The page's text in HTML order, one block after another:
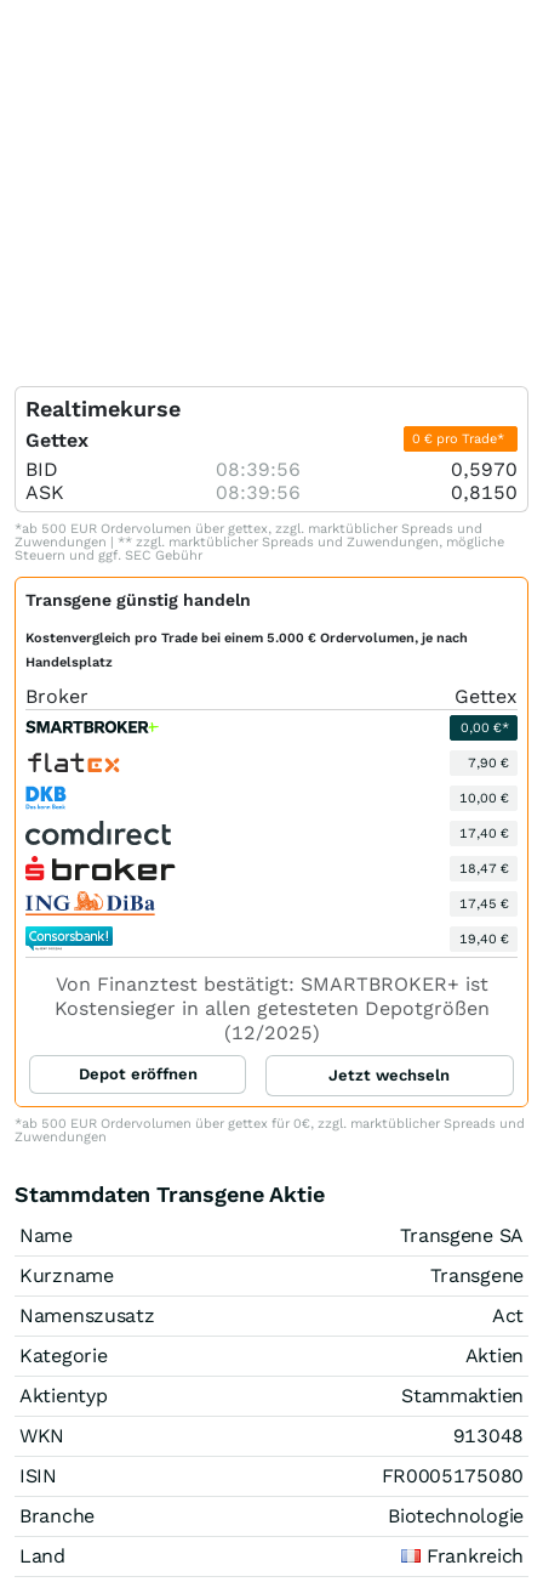
Realtimekurse
Gettex 0 € pro Trade*
BID 08:39:56
0,5970
ASK
08:39:56 0,8150
*ab 500 EUR Ordervolumen über gettex, zzgl. marktüblicher Spreads und
Zuwendungen | ** zzgl. marktüblicher Spreads und Zuwendungen, mögliche
Steuern und ggf. SEC Gebühr
Transgene günstig handeln
Kostenvergleich pro Trade bei einem 5.000 € Ordervolumen, je nach
Handelsplatz
Broker Gettex
0,00 €*
7,90 €
10,00 €
17,40 €
18,47 €
17,45 €
19,40 €
Von Finanztest bestätigt: SMARTBROKER+ ist
Kostensieger in allen getesteten Depotgrößen
(12/2025)
Depot eröffnen Jetzt wechseln
*ab 500 EUR Ordervolumen über gettex für 0€, zzgl. marktüblicher Spreads und
Zuwendungen
Stammdaten Transgene Aktie
Name
Transgene SA
Kurzname
Transgene
Namenszusatz
Act
Kategorie
Aktien
Aktientyp
Stammaktien
WKN
913048
ISIN
FR0005175080
Branche
Biotechnologie
Land
Frankreich